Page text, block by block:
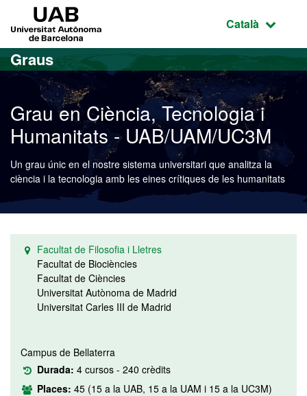
Ves al contingut principal
Ves a la navegació de la pàgina
Idioma
Català
Graus
Grau en Ciència, Tecnologia i
Humanitats - UAB/UAM/UC3M
Un grau únic en el nostre sistema universitari que analitza la
ciència i la tecnologia amb les eines crítiques de les humanitats
Facultat de Filosofia i Lletres
Facultat de Biociències
Facultat de Ciències
Universitat Autònoma de Madrid
Universitat Carles III de Madrid
Campus de Bellaterra
Durada: 4 cursos - 240 crèdits
Places: 45 (15 a la UAB, 15 a la UAM i 15 a la UC3M)